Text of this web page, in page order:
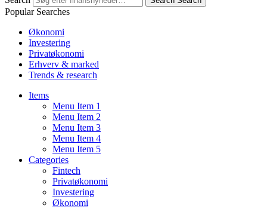
Popular Searches
Økonomi
Investering
Privatøkonomi
Erhverv & marked
Trends & research
Items
Menu Item 1
Menu Item 2
Menu Item 3
Menu Item 4
Menu Item 5
Categories
Fintech
Privatøkonomi
Investering
Økonomi